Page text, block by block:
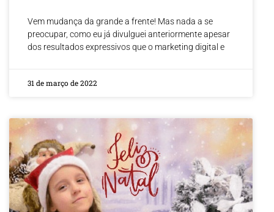
Vem mudança da grande a frente! Mas nada a se
preocupar, como eu já divulguei anteriormente apesar
dos resultados expressivos que o marketing digital e
31 de março de 2022